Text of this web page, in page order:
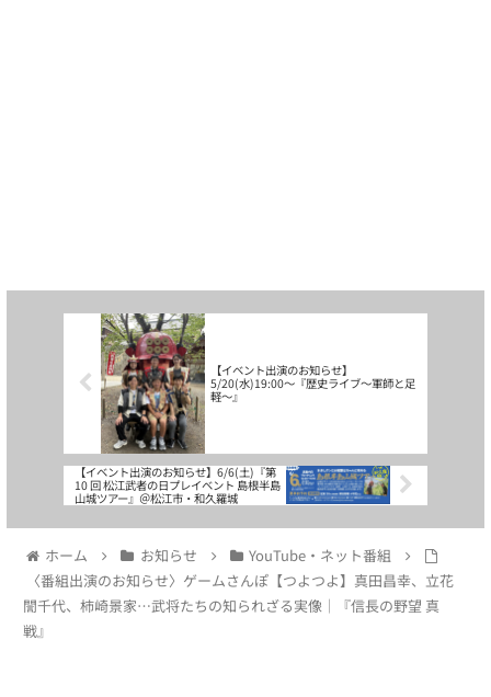
【イベント出演のお知らせ】
5/20(水)19:00〜『歴史ライブ〜軍師と足
軽〜』
【イベント出演のお知らせ】6/6(土)『第
10 回 松江武者の日プレイベント 島根半島
山城ツアー』＠松江市・和久羅城
ホーム お知らせ
YouTube・ネット番組
〈番組出演のお知らせ〉ゲームさんぽ【つよつよ】真田昌幸、立花
誾千代、柿崎景家…武将たちの知られざる実像｜『信長の野望 真
戦』